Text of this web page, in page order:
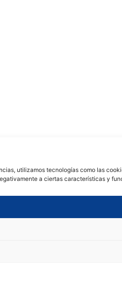
utilizamos tecnologías como las
a ciertas características y